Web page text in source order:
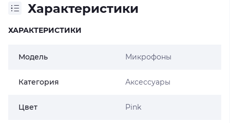
Характеристики
ХАРАКТЕРИСТИКИ
Модель Микрофоны
Категория Аксессуары
Цвет Pink